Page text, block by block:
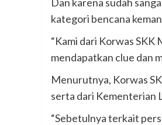
kategori bencana
“Kami dari Korwas
mendapatkan clue dan
Menurutnya, Korwas
serta dari Kementerian
“Sebetulnya terkait